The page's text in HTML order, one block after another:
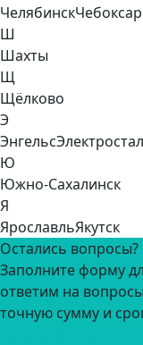
Челябинск
Ш
Шахты
Щ
Щёлково
Э
Энгельс
Ю
Южно-Сахалинск
Я
ЯрославльЯкутск
Остались вопросы?
Заполните форму
ответим на
точную сумму и